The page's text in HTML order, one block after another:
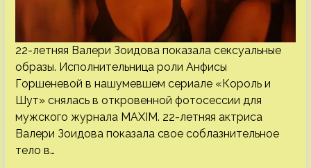
22-летняя Валери Зоидова показала сексуальные
образы. Исполнительница роли Анфисы
Горшеневой в нашумевшем сериале «Король и
Шут» снялась в откровенной фотосессии для
мужского журнала MAXIM. 22-летняя актриса
Валери Зоидова показала свое соблазнительное
тело в…